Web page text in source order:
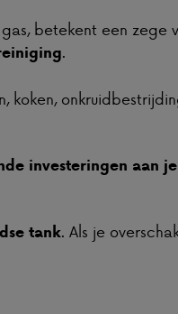
betekent een zege
.
koken,
investeringen aan je
tank. Als je